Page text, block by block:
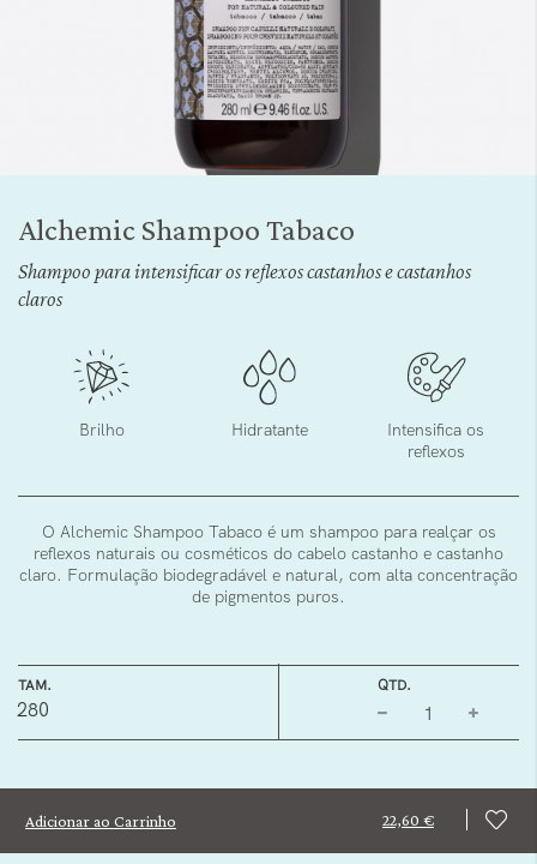
início
Alchemic Shampoo Tabaco
Shampoo para intensificar os reflexos castanhos e castanhos
claros
Brilho Hidratante
Intensifica os
reflexos
O Alchemic Shampoo Tabaco é um shampoo para realçar os
reflexos naturais ou cosméticos do cabelo castanho e castanho
claro. Formulação biodegradável e natural, com alta concentração
de pigmentos puros.
Adicionar ao Carrinho 22,60 €
TAM. QTD.
280